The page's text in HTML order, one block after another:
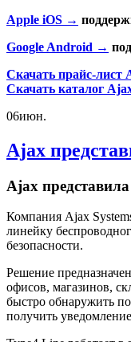
Apple iOS →
Google Android →
Скачать прайс-лист
Скачать каталог
06июн.
Ajax
Ajax
Компания Ajax
линейку
безопасности.
Решение
офисов, магазинов,
быстро обнаружить
получить